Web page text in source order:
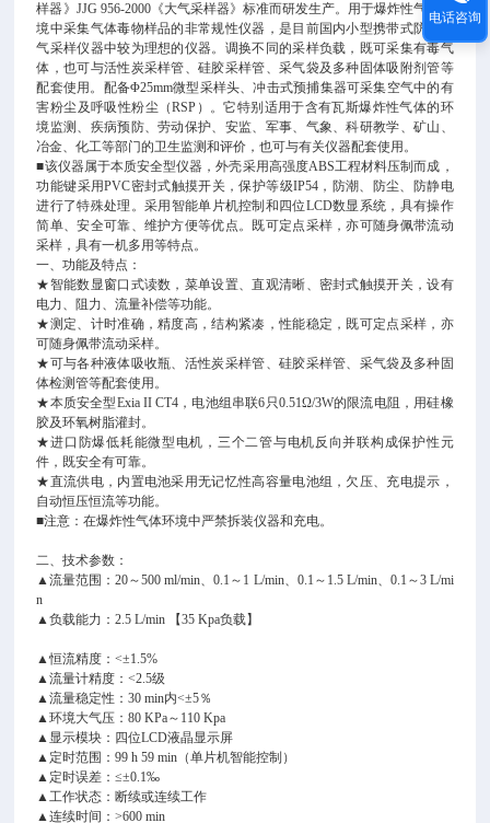
样器》JJG 956-2000《大气采样器》标准而研发生产。用于爆炸性气体环
境中采集气体毒物样品的非常规性仪器，是目前国内小型携带式防爆大
气采样仪器中较为理想的仪器。调换不同的采样负载，既可采集有毒气
体，也可与活性炭采样管、硅胶采样管、采气袋及多种固体吸附剂管等
配套使用。配备Φ25mm微型采样头、冲击式预捕集器可采集空气中的有
害粉尘及呼吸性粉尘（RSP）。它特别适用于含有瓦斯爆炸性气体的环
境监测、疾病预防、劳动保护、安监、军事、气象、科研教学、矿山、
冶金、化工等部门的卫生监测和评价，也可与有关仪器配套使用。
■该仪器属于本质安全型仪器，外壳采用高强度ABS工程材料压制而成，
功能键采用PVC密封式触摸开关，保护等级IP54，防潮、防尘、防静电
进行了特殊处理。采用智能单片机控制和四位LCD数显系统，具有操作
简单、安全可靠、维护方便等优点。既可定点采样，亦可随身佩带流动
采样，具有一机多用等特点。
一、功能及特点：
★智能数显窗口式读数，菜单设置、直观清晰、密封式触摸开关，设有
电力、阻力、流量补偿等功能。
★测定、计时准确，精度高，结构紧凑，性能稳定，既可定点采样，亦
可随身佩带流动采样。
★可与各种液体吸收瓶、活性炭采样管、硅胶采样管、采气袋及多种固
体检测管等配套使用。
★本质安全型Exia II CT4，电池组串联6只0.51Ω/3W的限流电阻，用硅橡
胶及环氧树脂灌封。
★进口防爆低耗能微型电机，三个二管与电机反向并联构成保护性元
件，既安全有可靠。
★直流供电，内置电池采用无记忆性高容量电池组，欠压、充电提示，
自动恒压恒流等功能。
■注意：在爆炸性气体环境中严禁拆装仪器和充电。
二、技术参数：
▲流量范围：20～500 ml/min、0.1～1 L/min、0.1～1.5 L/min、0.1～3 L/mi
n
▲负载能力：2.5 L/min 【35 Kpa负载】
▲恒流精度：<±1.5%
▲流量计精度：<2.5级
▲流量稳定性：30 min内<±5％
▲环境大气压：80 KPa～110 Kpa
▲显示模块：四位LCD液晶显示屏
▲定时范围：99 h 59 min（单片机智能控制）
▲定时误差：≤±0.1‰
▲工作状态：断续或连续工作
▲连续时间：>600 min
电话咨询